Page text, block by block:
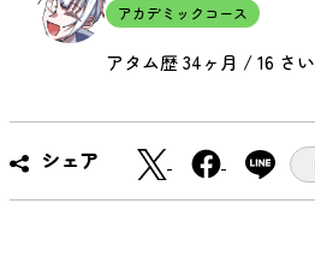
アカデミックコース
アタム歴 34ヶ月 / 16 さい
シェア
a
c